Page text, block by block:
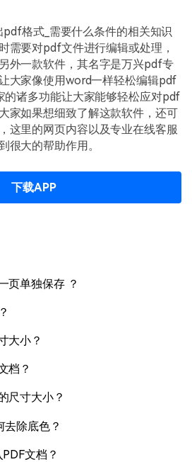
格式_需要什么条件的相关知识
需要对pdf文件进行编辑或处理，
外一款软件，其名字是万兴pdf专
大家像使用word一样轻松编辑pdf
诸多功能让大家能够轻松应对pdf
家如果想细致了解这款软件，还可
这里的网页内容以及专业在线客服
很大的帮助作用。
下载APP
页单独保存 ？
大小？
档？
尺寸大小？
除底色？
文档？